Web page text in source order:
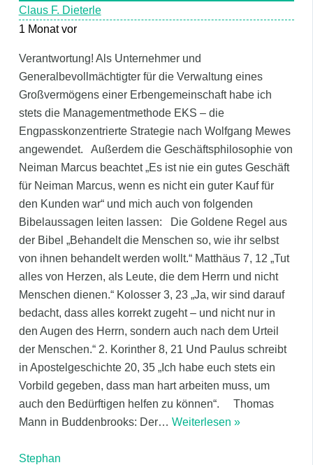
Claus F. Dieterle
1 Monat vor
Verantwortung! Als Unternehmer und
Generalbevollmächtigter für die Verwaltung eines
Großvermögens einer Erbengemeinschaft habe ich
stets die Managementmethode EKS – die
Engpasskonzentrierte Strategie nach Wolfgang Mewes
angewendet. Außerdem die Geschäftsphilosophie von
Neiman Marcus beachtet „Es ist nie ein gutes Geschäft
für Neiman Marcus, wenn es nicht ein guter Kauf für
den Kunden war“ und mich auch von folgenden
Bibelaussagen leiten lassen: Die Goldene Regel aus
der Bibel „Behandelt die Menschen so, wie ihr selbst
von ihnen behandelt werden wollt.“ Matthäus 7, 12 „Tut
alles von Herzen, als Leute, die dem Herrn und nicht
Menschen dienen.“ Kolosser 3, 23 „Ja, wir sind darauf
bedacht, dass alles korrekt zugeht – und nicht nur in
den Augen des Herrn, sondern auch nach dem Urteil
der Menschen.“ 2. Korinther 8, 21 Und Paulus schreibt
in Apostelgeschichte 20, 35 „Ich habe euch stets ein
Vorbild gegeben, dass man hart arbeiten muss, um
auch den Bedürftigen helfen zu können“. Thomas
Mann in Buddenbrooks: Der… Weiterlesen »
Stephan